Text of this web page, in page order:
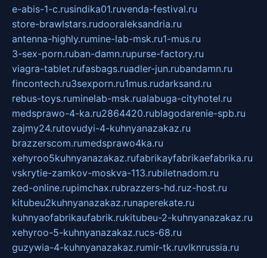
e-abis-1-c.rusindika01.ruvenda-festival.ru
store-brawlstars.rudooraleksandria.ru
antenna-highly.rumine-lab-msk.ru1-mus.ru
3-sex-porn.ruban-damn.rupurse-factory.ru
viagra-tablet.rufasbags.ruadler-jun.rubandamn.ru
fincontech.ru3sexporn.ru1mus.rudarksand.ru
rebus-toys.ruminelab-msk.rualabuga-cityhotel.ru
medsprawo-4-ka.ru2864420.rublagodarenie-spb.ru
zajmy24.rutovudyi-4-kuhnyanazakaz.ru
brazzerscom.rumedsprawo4ka.ru
xehyroo5kuhnyanazakaz.rufabrikayfabrikaefabrika.ru
vskrytie-zamkov-moskva-113.rubiletnadom.ru
zed-online.rupimchax.rubrazzers-hd.ruz-host.ru
kitubeu2kuhnyanazakaz.runaperekate.ru
kuhnyaofabrikaufabrik.rukitubeu-2-kuhnyanazakaz.ru
xehyroo-5-kuhnyanazakaz.rucs-68.ru
guzywia-4-kuhnyanazakaz.rumir-tk.ruvlknrussia.ru